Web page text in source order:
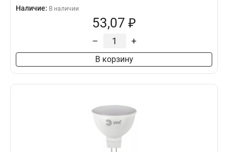
Наличие: В наличии
53,07 ₽
– +
В корзину